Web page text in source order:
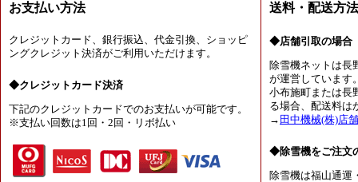
お支払い方法
クレジットカード、銀行振込、代金引換、ショッピ
ングクレジット決済がご利用いただけます。
◆クレジットカード決済
下記のクレジットカードでのお支払いが可能です。
※支払い回数は1回・2回・リボ払い
送料・配送方
◆店舗引取の場合
除雪機ネットは長
が運営しています
小布施町または長
る場合、配送料は
→ 田中機械(株)店
◆除雪機をご注文
除雪機は福山通運